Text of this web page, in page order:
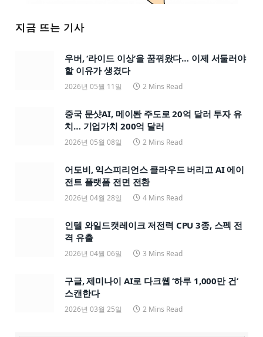
지금 뜨는 기사
우버, ‘라이드 이상’을 꿈꿔왔다… 이제 서둘러야
할 이유가 생겼다
2026년 05월 11일 2 Mins Read
중국 문샷AI, 메이퇀 주도로 20억 달러 투자 유
치… 기업가치 200억 달러
2026년 05월 08일 2 Mins Read
어도비, 익스피리언스 클라우드 버리고 AI 에이
전트 플랫폼 전면 전환
2026년 04월 28일 4 Mins Read
인텔 와일드캣레이크 저전력 CPU 3종, 스펙 전
격 유출
2026년 04월 06일 3 Mins Read
구글, 제미나이 AI로 다크웹 ‘하루 1,000만 건’
스캔한다
2026년 03월 25일 2 Mins Read